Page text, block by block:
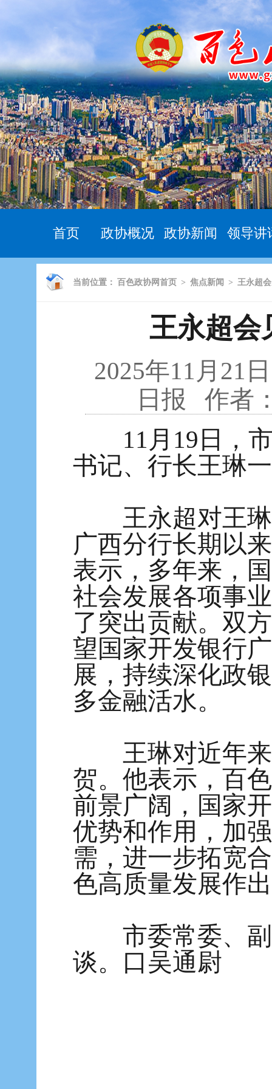
首页 政协概况 政协新闻 领导讲
当前位置： 百色政协网首页 > 焦点新闻 > 王永超
王永超会
2025年11月21
日报 作者
11月19日，市
书记、行长王琳
王永超对王琳
广西分行长期以
表示，多年来，
社会发展各项事
了突出贡献。双
望国家开发银行
展，持续深化政
多金融活水。
王琳对近年来
贺。他表示，百
前景广阔，国家
优势和作用，加
需，进一步拓宽
色高质量发展作
市委常委、副
谈。口吴通尉